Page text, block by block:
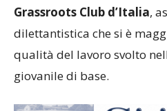
Grassroots Club d’Italia,
dilettantistica che si è
qualità del lavoro svolto
giovanile di base.